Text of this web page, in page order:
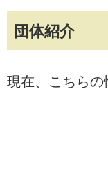
団体紹介
現在、こちら